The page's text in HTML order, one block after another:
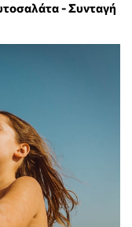
- Συνταγή